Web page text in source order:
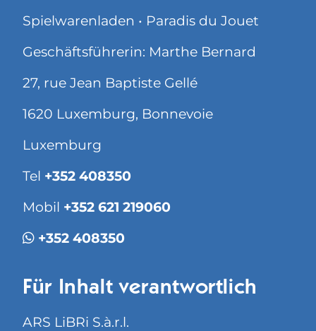
Spielwarenladen • Paradis du Jouet
Geschäftsführerin: Marthe Bernard
27, rue Jean Baptiste Gellé
1620 Luxemburg, Bonnevoie
Luxemburg
Tel +352 408350
Mobil +352 621 219060
+352 408350
Für Inhalt verantwortlich
ARS LiBRi S.à.r.l.